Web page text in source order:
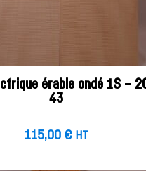
érable ondé 1S –
43
115,00 € HT